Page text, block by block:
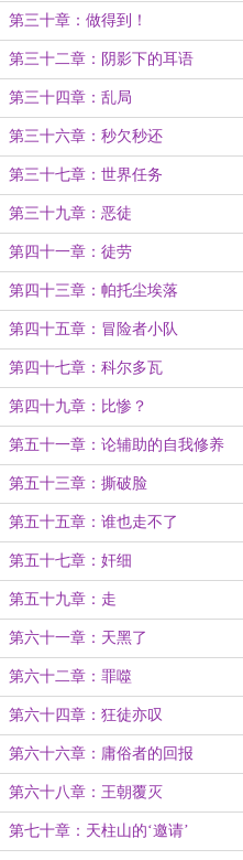
第三十章：做得到！
第三十二章：阴影下的耳语
第三十四章：乱局
第三十六章：秒欠秒还
第三十七章：世界任务
第三十九章：恶徒
第四十一章：徒劳
第四十三章：帕托尘埃落
第四十五章：冒险者小队
第四十七章：科尔多瓦
第四十九章：比惨？
第五十一章：论辅助的自我修养
第五十三章：撕破脸
第五十五章：谁也走不了
第五十七章：奸细
第五十九章：走
第六十一章：天黑了
第六十二章：罪噬
第六十四章：狂徒亦叹
第六十六章：庸俗者的回报
第六十八章：王朝覆灭
第七十章：天柱山的‘邀请’